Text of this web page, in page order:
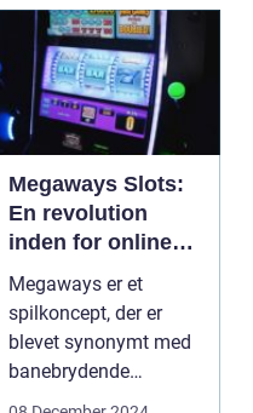
Megaways Slots:
En revolution
inden for online
spilleautomater
Megaways er et
spilkoncept, der er
blevet synonymt med
banebrydende
innovation inden for